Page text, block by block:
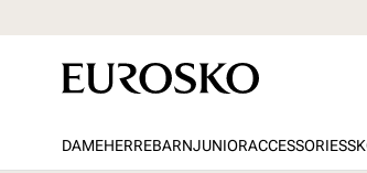
DAMEHERREBARNJUNIORACCESSORIES